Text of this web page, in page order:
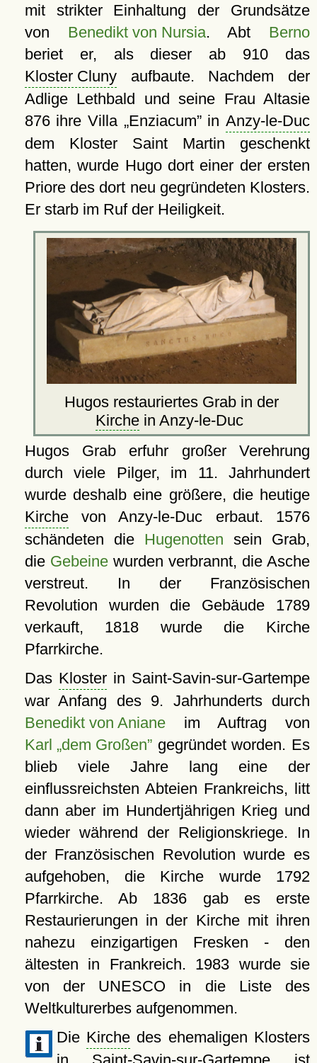
mit strikter Einhaltung der Grundsätze
von Benedikt von Nursia. Abt Berno
beriet er, als dieser ab 910 das
Kloster Clunyaufbaute. Nachdem der
Adlige Lethbald und seine Frau Altasie
876 ihre Villa
Enziacum inAnzy-le-Duc
dem Kloster Saint Martin geschenkt
hatten, wurde Hugo dort einer der ersten
Priore des dort neu gegründeten Klosters.
Er starb im Ruf der Heiligkeit.
Hugos restauriertes Grab in der
Kirche in Anzy-le-Duc
Hugos Grab erfuhr großer Verehrung
durch viele Pilger, im 11. Jahrhundert
wurde deshalb eine größere, die heutige
Kirchevon Anzy-le-Duc erbaut. 1576
schändeten die Hugenotten sein Grab,
die Gebeinewurden verbrannt, die Asche
verstreut. In der Französischen
Revolution wurden die Gebäude 1789
verkauft, 1818 wurde die Kirche
Pfarrkirche.
Das Klosterin Saint-Savin-sur-Gartempe
war Anfang des 9. Jahrhunderts durch
Benedikt von Anianeim Auftrag von
Karl „dem Großen”gegründet worden. Es
blieb viele Jahre lang eine der
einflussreichsten Abteien Frankreichs, litt
dann aber im Hundertjährigen Krieg und
wieder während der Religionskriege. In
der Französischen Revolution wurde es
aufgehoben, die Kirche wurde 1792
Pfarrkirche. Ab 1836 gab es erste
Restaurierungen in der Kirche mit ihren
nahezu einzigartigen Fresken - den
ältesten in Frankreich. 1983 wurde sie
von der UNESCO in die Liste des
Weltkulturerbes aufgenommen.
Die Kirche des ehemaligen Klosters